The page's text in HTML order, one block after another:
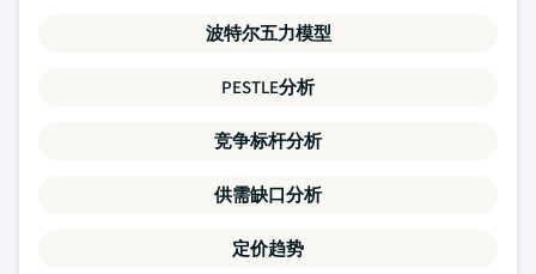
波特尔五力模型
PESTLE分析
竞争标杆分析
供需缺口分析
定价趋势